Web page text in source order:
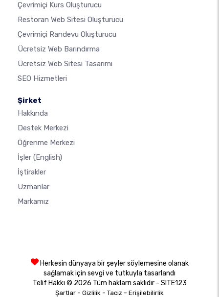
Çevrimiçi Kurs Oluşturucu
Restoran Web Sitesi Oluşturucu
Çevrimiçi Randevu Oluşturucu
Ücretsiz Web Barındırma
Ücretsiz Web Sitesi Tasarımı
SEO Hizmetleri
Şirket
Hakkında
Destek Merkezi
Öğrenme Merkezi
İşler (English)
İştirakler
Uzmanlar
Markamız
Herkesin dünyaya bir şeyler söylemesine olanak
sağlamak için sevgi ve tutkuyla tasarlandı
Telif Hakkı © 2026 Tüm haklarrı saklıdır - SITE123
Şartlar - Gizlilik - Taciz - Erişilebilirlik